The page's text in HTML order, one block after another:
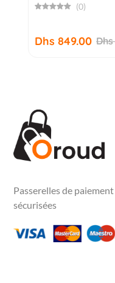
(0)
Dhs 849.00
Passerelles de paiement
sécurisées